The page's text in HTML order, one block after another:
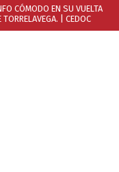
CÓMODO EN SU VUELTA
| CEDOC